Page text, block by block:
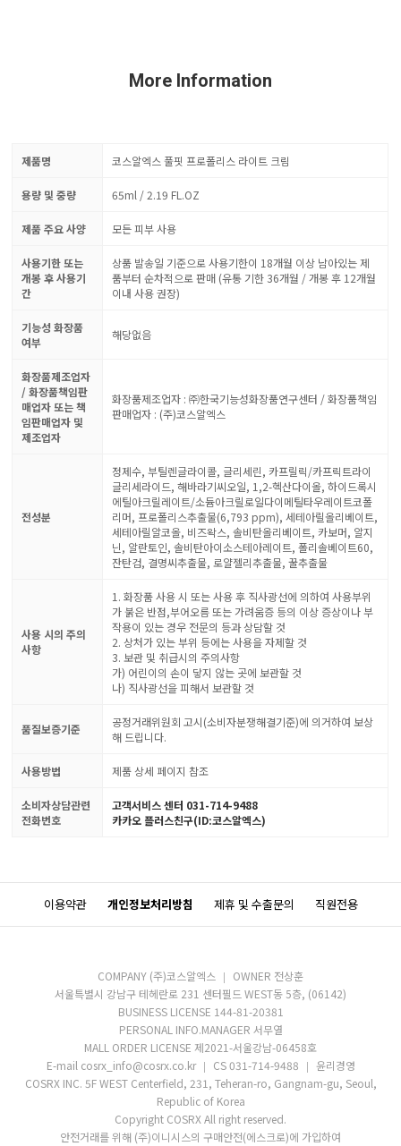
More Information
제품명 코스알엑스 풀핏 프로폴리스 라이트 크림
용량 및 중량 65ml / 2.19 FL.OZ
제품 주요 사양 모든 피부 사용
사용기한 또는
개봉 후 사용기
간
상품 발송일 기준으로 사용기한이 18개월 이상 남아있는 제
품부터 순차적으로 판매 (유통 기한 36개월 / 개봉 후 12개월
이내 사용 권장)
기능성 화장품
여부
해당없음
화장품제조업자
/ 화장품책임판
매업자 또는 책
임판매업자 및
제조업자
화장품제조업자 : ㈜한국기능성화장품연구센터 / 화장품책임
판매업자 : (주)코스알엑스
전성분
정제수, 부틸렌글라이콜, 글리세린, 카프릴릭/카프릭트라이
글리세라이드, 해바라기씨오일, 1,2-헥산다이올, 하이드록시
에틸아크릴레이트/소듐아크릴로일다이메틸타우레이트코폴
리머, 프로폴리스추출물(6,793 ppm), 세테아릴올리베이트,
세테아릴알코올, 비즈왁스, 솔비탄올리베이트, 카보머, 알지
닌, 알란토인, 솔비탄아이소스테아레이트, 폴리솔베이트60,
잔탄검, 결명씨추출물, 로얄젤리추출물, 꿀추출물
사용 시의 주의
사항
1. 화장품 사용 시 또는 사용 후 직사광선에 의하여 사용부위
가 붉은 반점,부어오름 또는 가려움증 등의 이상 증상이나 부
작용이 있는 경우 전문의 등과 상담할 것
2. 상처가 있는 부위 등에는 사용을 자제할 것
3. 보관 및 취급시의 주의사항
가) 어린이의 손이 닿지 않는 곳에 보관할 것
나) 직사광선을 피해서 보관할 것
품질보증기준
공정거래위원회 고시(소비자분쟁해결기준)에 의거하여 보상
해 드립니다.
사용방법 제품 상세 페이지 참조
소비자상담관련
전화번호
고객서비스 센터 031-714-9488
카카오 플러스친구(ID:코스알엑스)
이용약관 개인정보처리방침 제휴 및 수출문의 직원전용
COMPANY (주)코스알엑스
OWNER 전상훈
서울특별시 강남구 테헤란로 231 센터필드 WEST동 5층, (06142)
BUSINESS LICENSE 144-81-20381
PERSONAL INFO.MANAGER 서무열
MALL ORDER LICENSE 제2021-서울강남-06458호
E-mail cosrx_info@cosrx.co.kr
CS 031-714-9488
윤리경영
COSRX INC. 5F WEST Centerfield, 231, Teheran-ro, Gangnam-gu, Seoul,
Republic of Korea
Copyright COSRX All right reserved.
안전거래를 위해 (주)이니시스의 구매안전(에스크로)에 가입하여